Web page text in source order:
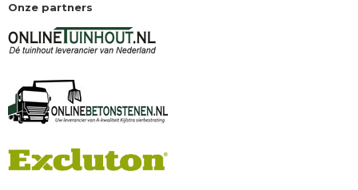
Onze partners